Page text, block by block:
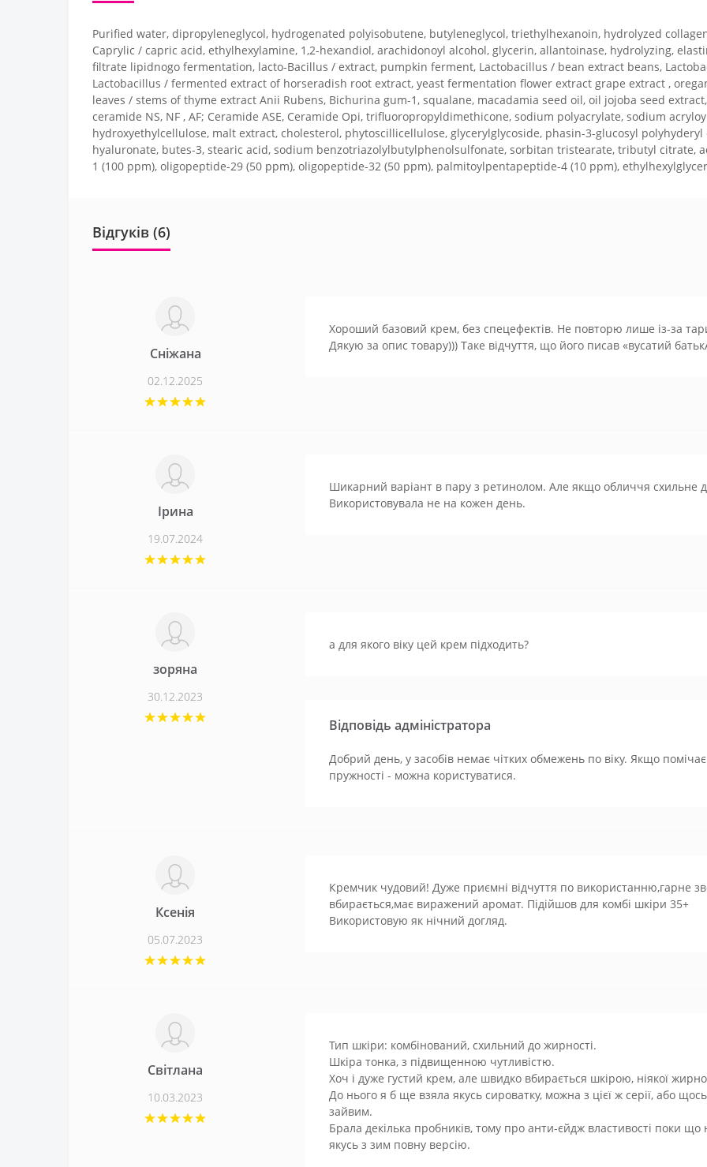
Purified water, dipropyleneglycol, hydrogenated polyisobutene, butyleneglycol, triethylhexanoin, hydrolyzed
Caprylic / capric acid, ethylhexylamine, 1,2-hexandiol, arachidonoyl alcohol, glycerin, allantoinase, hydrolyzing,
filtrate lipidnogo fermentation, lacto-Bacillus / extract, pumpkin ferment, Lactobacillus / bean extract beans,
Lactobacillus / fermented extract of horseradish root extract, yeast fermentation flower extract grape extract ,
leaves / stems of thyme extract Anii Rubens, Bichurina gum-1, squalane, macadamia seed oil, oil jojoba seed
ceramide NS, NF , AF; Ceramide ASE, Ceramide Opi, trifluoropropyldimethicone, sodium polyacrylate, sodium
hydroxyethylcellulose, malt extract, cholesterol, phytoscillicellulose, glycerylglycoside, phasin-3-glucosyl
hyaluronate, butes-3, stearic acid, sodium benzotriazolylbutylphenolsulfonate, sorbitan tristearate, tributyl citrate,
1 (100 ppm), oligopeptide-29 (50 ppm), oligopeptide-32 (50 ppm), palmitoylpentapeptide-4 (10 ppm),
Відгуків (6)
Сніжана
02.12.2025
Хороший базовий крем, без спецефектів. Не повторю лише із-за
Дякую за опис товару))) Таке відчуття, що його писав «вусатий
Ірина
19.07.2024
Шикарний варіант в пару з ретинолом. Але якщо обличчя схильне
Використовувала не на кожен день.
зоряна
30.12.2023
а для якого віку цей крем підходить?
Відповідь адміністратора
Добрий день, у засобів немає чітких обмежень по віку. Якщо
пружності - можна користуватися.
Ксенія
05.07.2023
Кремчик чудовий! Дуже приємні відчуття по використанню,гарне
вбирається,має виражений аромат. Підійшов для комбі шкіри 35+
Використовую як нічний догляд.
Світлана
10.03.2023
Тип шкіри: комбінований, схильний до жирності.
Шкіра тонка, з підвищенною чутливістю.
Хоч і дуже густий крем, але швидко вбирається шкірою, ніякої
До нього я б ще взяла якусь сироватку, можна з цієї ж серії, або
зайвим.
Брала декілька пробників, тому про анти-єйдж властивості поки
якусь з зим повну версію.